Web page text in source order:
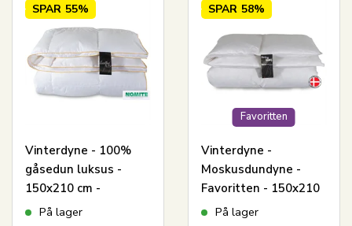
SPAR 55%
Vinterdyne - 100%
gåsedun luksus -
150x210 cm -
Excellent By Borg
På lager
Favoritten
SPAR 58%
Vinterdyne -
Moskusdundyne -
Favoritten - 150x210
cm - Bedste dundyne
På lager